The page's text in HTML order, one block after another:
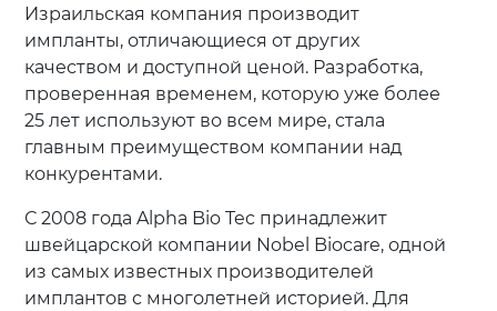
Израильская компания производит
импланты, отличающиеся от других
качеством и доступной ценой. Разработка,
проверенная временем, которую уже более
25 лет используют во всем мире, стала
главным преимуществом компании над
конкурентами.
С 2008 года Alpha Bio Tec принадлежит
швейцарской компании Nobel Biocare, одной
из самых известных производителей
имплантов с многолетней историей. Для